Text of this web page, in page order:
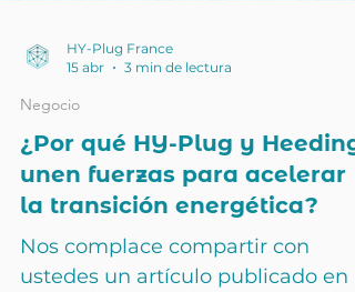
15 abr
Negocio
¿Por qué HY-Plug y Heeding
unen fuerzas para acelerar
la transición energética?